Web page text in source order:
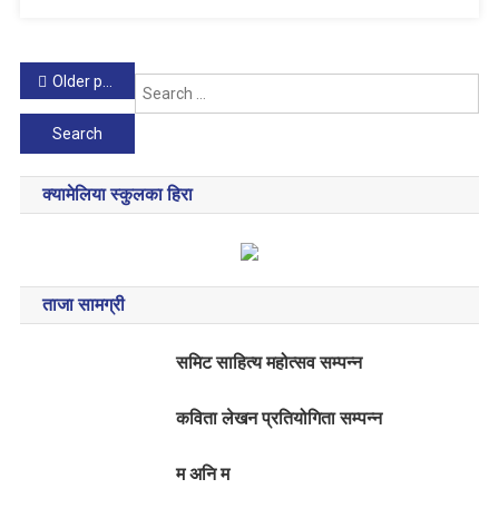
P
o
s
t
Older posts
क्यामेलिया स्कुलका हिरा
ताजा सामग्री
समिट साहित्य महोत्सव सम्पन्न
कविता लेखन प्रतियोगिता सम्पन्न
म अनि म